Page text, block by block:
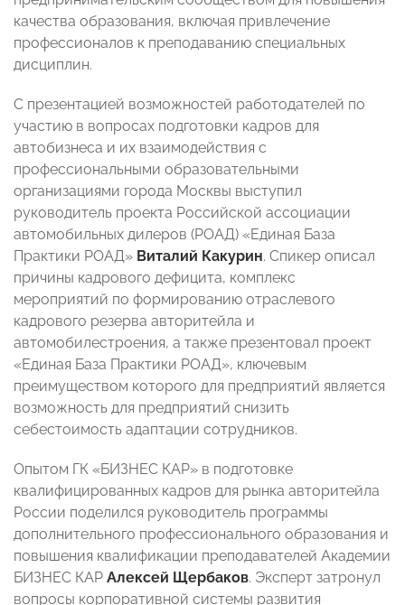
качества образования, включая привлечение
профессионалов к преподаванию специальных
дисциплин.
С презентацией возможностей работодателей по
участию в вопросах подготовки кадров для
автобизнеса и их взаимодействия с
профессиональными образовательными
организациями города Москвы выступил
руководитель проекта Российской ассоциации
автомобильных дилеров (РОАД) «Единая База
Практики РОАД» Виталий Какурин. Спикер описал
причины кадрового дефицита, комплекс
мероприятий по формированию отраслевого
кадрового резерва авторитейла и
автомобилестроения, а также презентовал проект
«Единая База Практики РОАД», ключевым
преимуществом которого для предприятий является
возможность для предприятий снизить
себестоимость адаптации сотрудников.
Опытом ГК «БИЗНЕС КАР» в подготовке
квалифицированных кадров для рынка авторитейла
России поделился руководитель программы
дополнительного профессионального образования и
повышения квалификации преподавателей Академии
БИЗНЕС КАР Алексей Щербаков. Эксперт затронул
вопросы корпоративной системы развития